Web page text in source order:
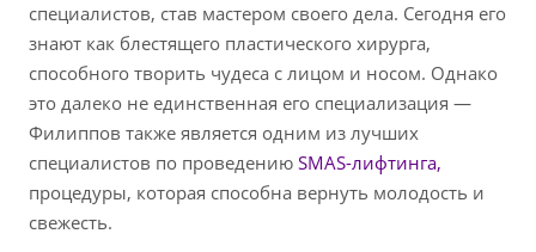
специалистов, став мастером своего дела. Сегодня его
знают как блестящего пластического хирурга,
способного творить чудеса с лицом и носом. Однако
это далеко не единственная его специализация —
Филиппов также является одним из лучших
специалистов по проведению SMAS-лифтинга,
процедуры, которая способна вернуть молодость и
свежесть.